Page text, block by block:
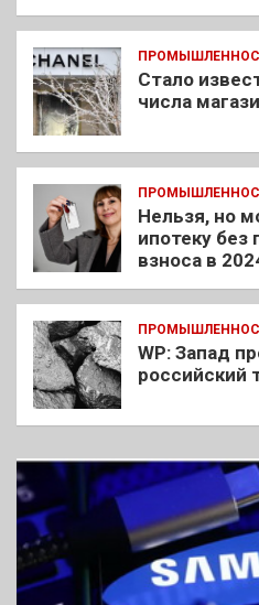
Стало
числа
Нельзя, но
ипотеку без
взноса в
WP: Запад
российский